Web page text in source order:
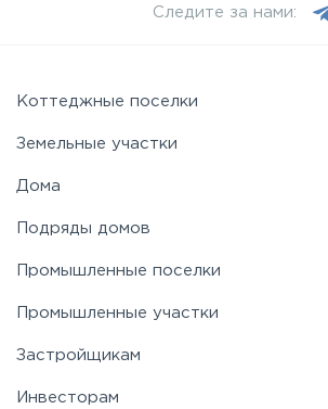
Следите за нами:
Коттеджные поселки
Земельные участки
Дома
Подряды домов
Промышленные поселки
Промышленные участки
Застройщикам
Инвесторам